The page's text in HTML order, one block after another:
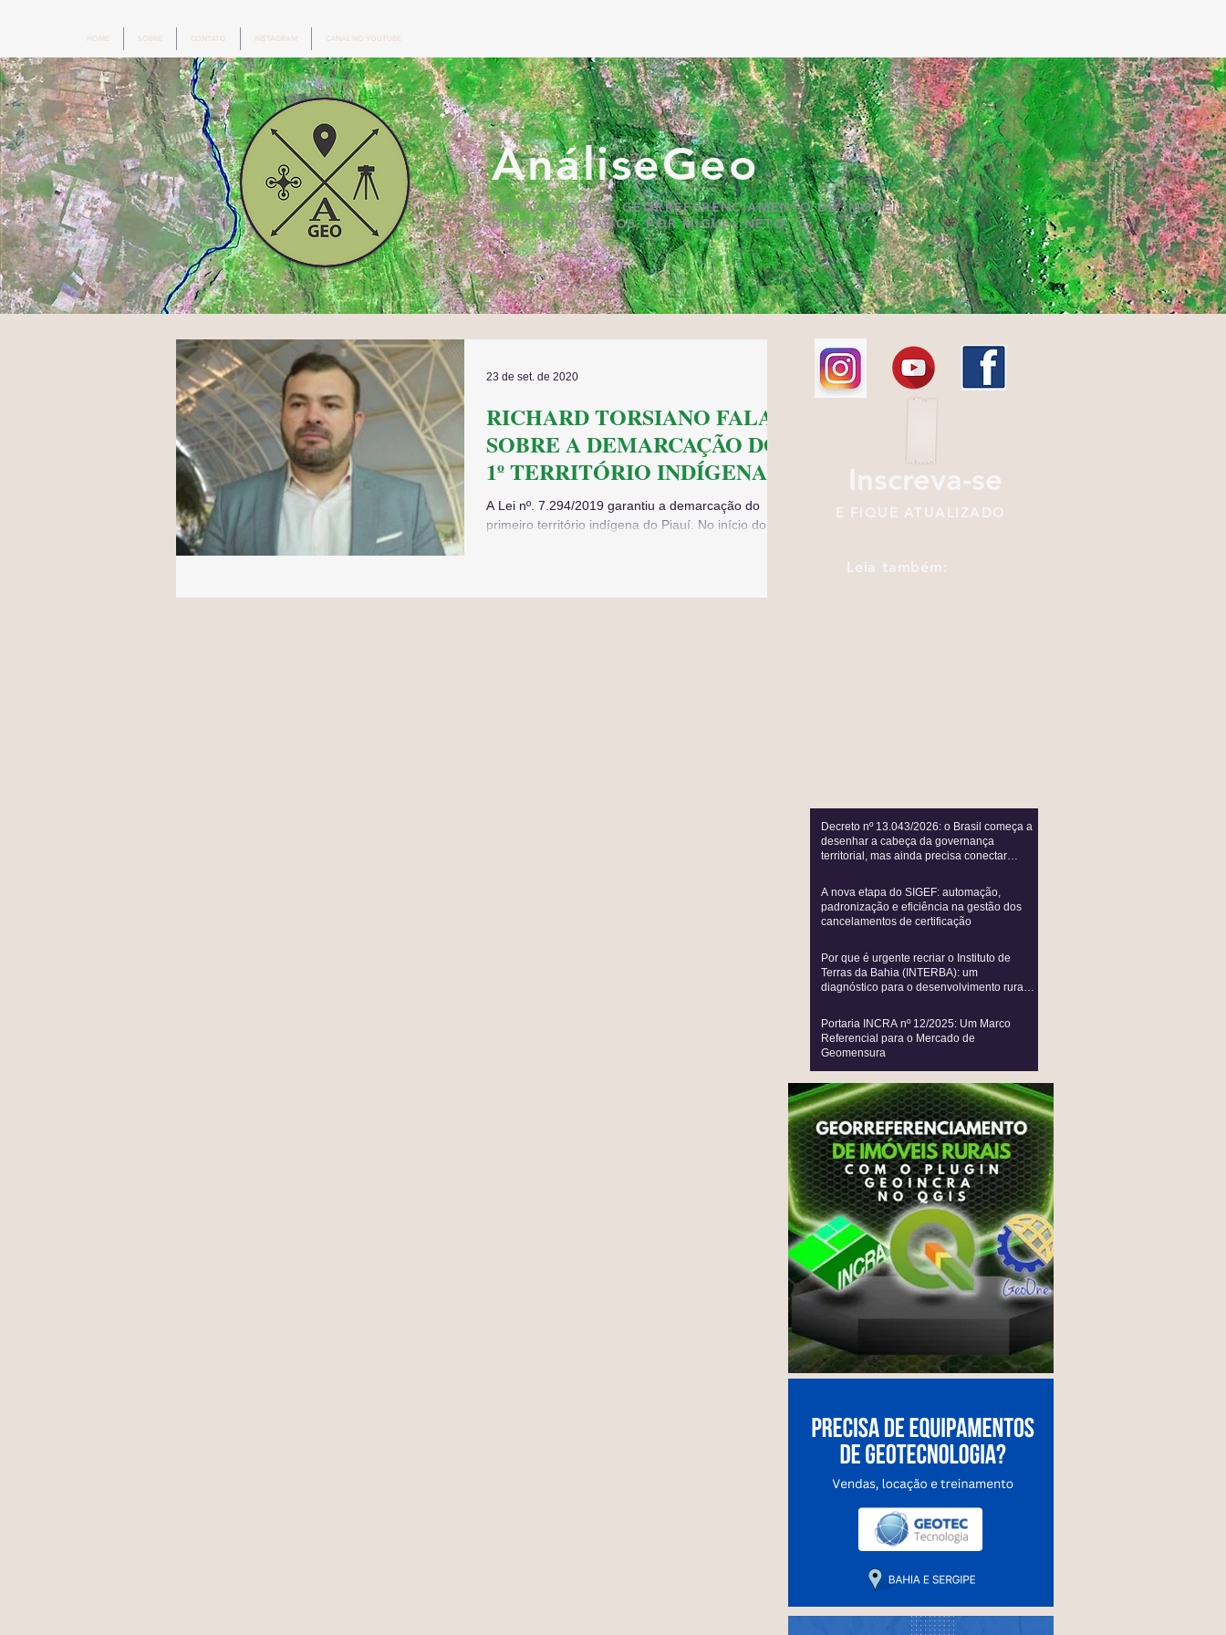
HOME SOBRE CONTATO INSTAGRAM CANAL NO YOUTUBE
AnáliseGeo
NOTÍCIAS SOBRE GEORREFERENCIAMENTO DE IMÓVEIS
RURAIS E URBANOS, POR MIGUEL NETO
RICHARD TORSIANO FALA
SOBRE A DEMARCAÇÃO DO
1º TERRITÓRIO INDÍGENA
DO PIAUÍ – LEI 7.294/2019
A Lei nº. 7.294/2019 garantiu a demarcação do
primeiro território indígena do Piauí. No início do
23 de set. de 2020
Decreto nº 13.043/2026: o Brasil começa a
desenhar a cabeça da governança
territorial, mas ainda precisa conectar
A nova etapa do SIGEF: automação,
padronização e eficiência na gestão dos
cancelamentos de certificação
Por que é urgente recriar o Instituto de
Terras da Bahia (INTERBA): um
diagnóstico para o desenvolvimento rural e
Portaria INCRA nº 12/2025: Um Marco
Referencial para o Mercado de
Geomensura
Inscreva-se
E FIQUE ATUALIZADO
Leia também: